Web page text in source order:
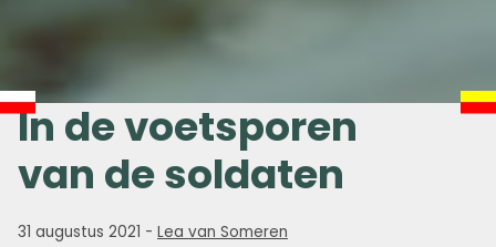
In de voetsporen
van de soldaten
31 augustus 2021 - Lea van Someren